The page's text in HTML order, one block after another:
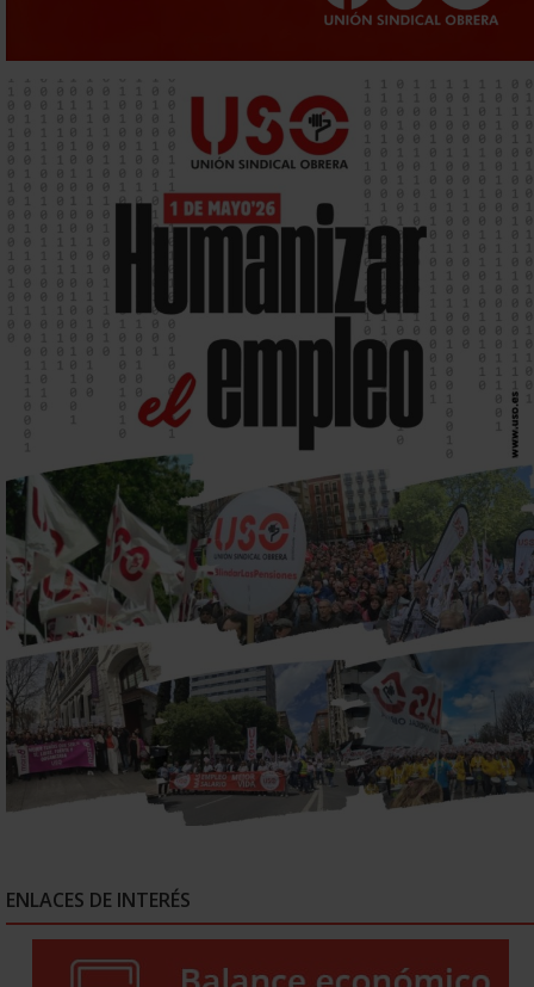
ENLACES DE INTERÉS